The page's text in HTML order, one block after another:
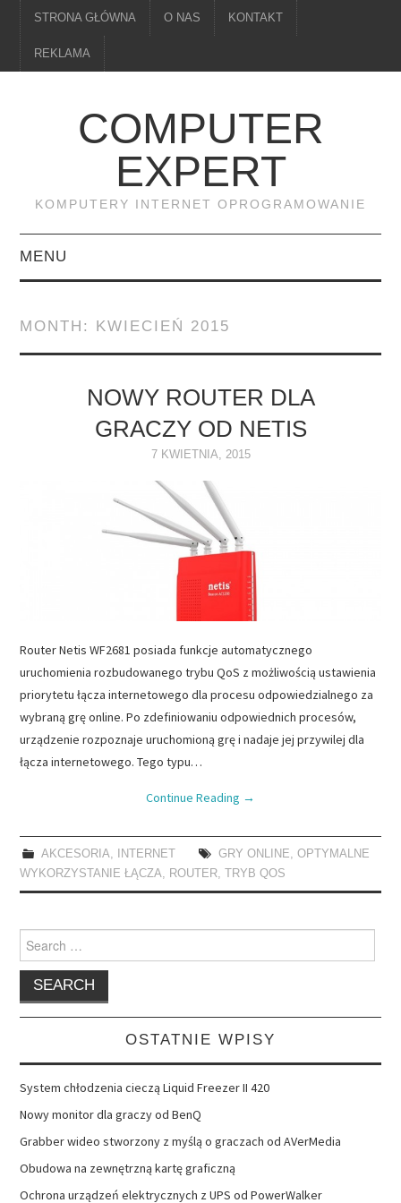
STRONA GŁÓWNA O NAS KONTAKT
REKLAMA
COMPUTER
EXPERT
KOMPUTERY INTERNET OPROGRAMOWANIE
MENU
MONITORY
NAPĘDY
OPROGRAMOWANIE
INTERNET
MONTH: KWIECIEŃ 2015
NOWY ROUTER DLA
GRACZY OD NETIS
7 KWIETNIA, 2015
Router Netis WF2681 posiada funkcje automatycznego
uruchomienia rozbudowanego trybu QoS z możliwością ustawienia
priorytetu łącza internetowego dla procesu odpowiedzialnego za
wybraną grę online. Po zdefiniowaniu odpowiednich procesów,
urządzenie rozpoznaje uruchomioną grę i nadaje jej przywilej dla
łącza internetowego. Tego typu…
Continue Reading →
AKCESORIA, INTERNET GRY ONLINE, OPTYMALNE
WYKORZYSTANIE ŁĄCZA, ROUTER, TRYB QOS
Search
for:
OSTATNIE WPISY
System chłodzenia cieczą Liquid Freezer II 420
Nowy monitor dla graczy od BenQ
Grabber wideo stworzony z myślą o graczach od AVerMedia
Obudowa na zewnętrzną kartę graficzną
Ochrona urządzeń elektrycznych z UPS od PowerWalker